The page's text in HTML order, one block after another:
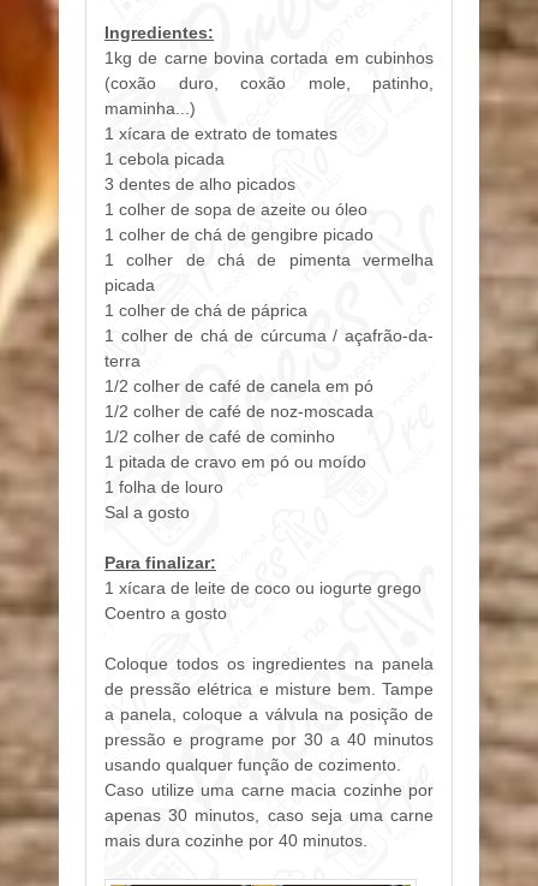
Ingredientes:
1kg de carne bovina cortada em cubinhos
(coxão duro, coxão mole, patinho,
maminha...)
1 xícara de extrato de tomates
1 cebola picada
3 dentes de alho picados
1 colher de sopa de azeite ou óleo
1 colher de chá de gengibre picado
1 colher de chá de pimenta vermelha
picada
1 colher de chá de páprica
1 colher de chá de cúrcuma / açafrão-da-
terra
1/2 colher de café de canela em pó
1/2 colher de café de noz-moscada
1/2 colher de café de cominho
1 pitada de cravo em pó ou moído
1 folha de louro
Sal a gosto
Para finalizar:
1 xícara de leite de coco ou iogurte grego
Coentro a gosto
Coloque todos os ingredientes na panela
de pressão elétrica e misture bem. Tampe
a panela, coloque a válvula na posição de
pressão e programe por 30 a 40 minutos
usando qualquer função de cozimento.
Caso utilize uma carne macia cozinhe por
apenas 30 minutos, caso seja uma carne
mais dura cozinhe por 40 minutos.